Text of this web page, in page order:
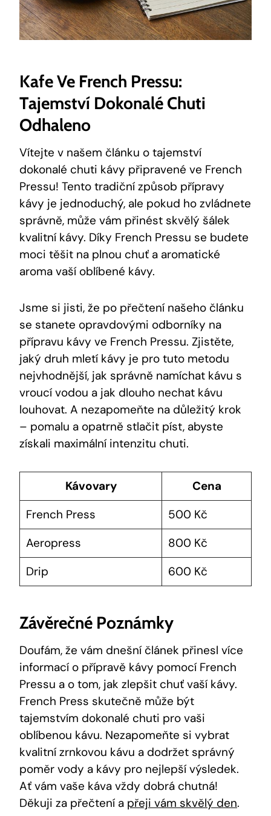
Kafe Ve French Pressu:
Tajemství Dokonalé Chuti
Odhaleno
Vítejte v našem článku o tajemství
dokonalé chuti kávy připravené ve French
Pressu! Tento tradiční způsob přípravy
kávy je jednoduchý, ale pokud ho zvládnete
správně, může vám přinést skvělý šálek
kvalitní kávy. Díky French Pressu se budete
moci těšit na plnou chuť a aromatické
aroma vaší oblíbené kávy.
Jsme si jisti, že po přečtení našeho článku
se stanete opravdovými odborníky na
přípravu kávy ve French Pressu. Zjistěte,
jaký druh mletí kávy je pro tuto metodu
nejvhodnější, jak správně namíchat kávu s
vroucí vodou a jak dlouho nechat kávu
louhovat. A nezapomeňte na důležitý krok
– pomalu a opatrně stlačit píst, abyste
získali maximální intenzitu chuti.
Kávovary
Cena
French Press
500 Kč
Aeropress
800 Kč
Drip
600 Kč
Závěrečné Poznámky
Doufám, že vám dnešní článek přinesl více
informací o přípravě kávy pomocí French
Pressu a o tom, jak zlepšit chuť vaší kávy.
French Press skutečně může být
tajemstvím dokonalé chuti pro vaši
oblíbenou kávu. Nezapomeňte si vybrat
kvalitní zrnkovou kávu a dodržet správný
poměr vody a kávy pro nejlepší výsledek.
Ať vám vaše káva vždy dobrá chutná!
Děkuji za přečtení a přeji vám skvělý den.